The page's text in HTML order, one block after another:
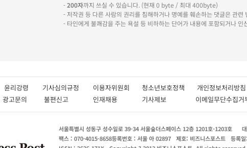
-200자까지 쓰실 수 있습니다. (현재 0 byte / 최대 400byte)
- 저작권 등 다른 사람의 권리를 침해하거나 명예를 훼손하는 댓글은 관련
- 타인에게 불쾌감을 주는 욕설 등 비하하는 단어가 내용에 포함되거나
윤리강령 기사심의규정 이용자위원회 청소년보호정책 개인정보처리
광고문의 불편신고 인재채용 기사제보 이메일무단수집거
서울특별시 성동구 성수일로 39-34 서울숲더스페이스 12층 1201호-1203호
팩스 : 070-4015-8658등록번호 : 서울 아 02897 제호: 비즈니스포스트 등록